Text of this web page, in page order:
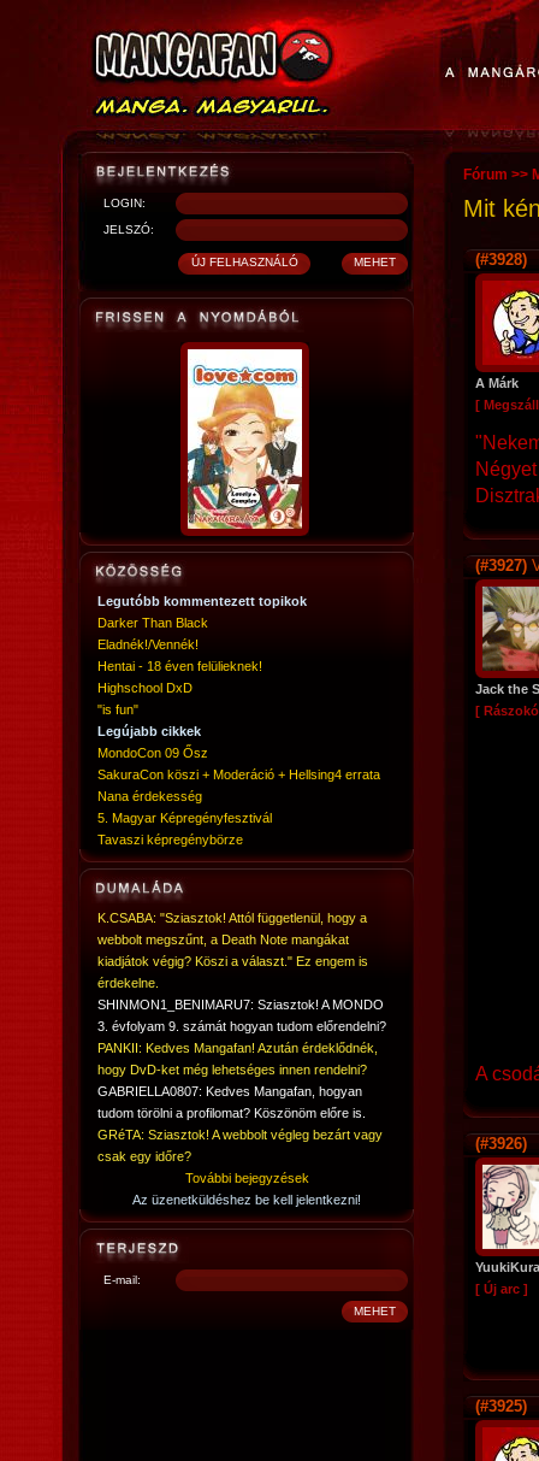
LOGIN:
JELSZÓ:
Legutóbb kommentezett topikok
Darker Than Black
Eladnék!/Vennék!
Hentai - 18 éven felülieknek!
Highschool DxD
"is fun"
Legújabb cikkek
MondoCon 09 Ősz
SakuraCon köszi + Moderáció + Hellsing4 errata
Nana érdekesség
5. Magyar Képregényfesztivál
Tavaszi képregénybörze
K.CSABA: "Sziasztok! Attól függetlenül, hogy a
webbolt megszűnt, a Death Note mangákat
kiadjátok végig? Köszi a választ." Ez engem is
érdekelne.
SHINMON1_BENIMARU7: Sziasztok! A MONDO
3. évfolyam 9. számát hogyan tudom előrendelni?
PANKII: Kedves Mangafan! Azután érdeklődnék,
hogy DvD-ket még lehetséges innen rendelni?
GABRIELLA0807: Kedves Mangafan, hogyan
tudom törölni a profilomat? Köszönöm előre is.
GRéTA: Sziasztok! A webbolt végleg bezárt vagy
csak egy időre?
További bejegyzések
Az üzenetküldéshez be kell jelentkezni!
E-mail:
Fórum >>
Mit
(#3928)
A Márk
[
(#3927)
Jack the
[
A
(#3926)
[ Új arc ]
(#3925)